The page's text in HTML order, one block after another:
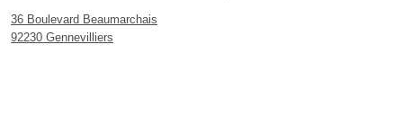
36 Boulevard Beaumarchais
92230 Gennevilliers